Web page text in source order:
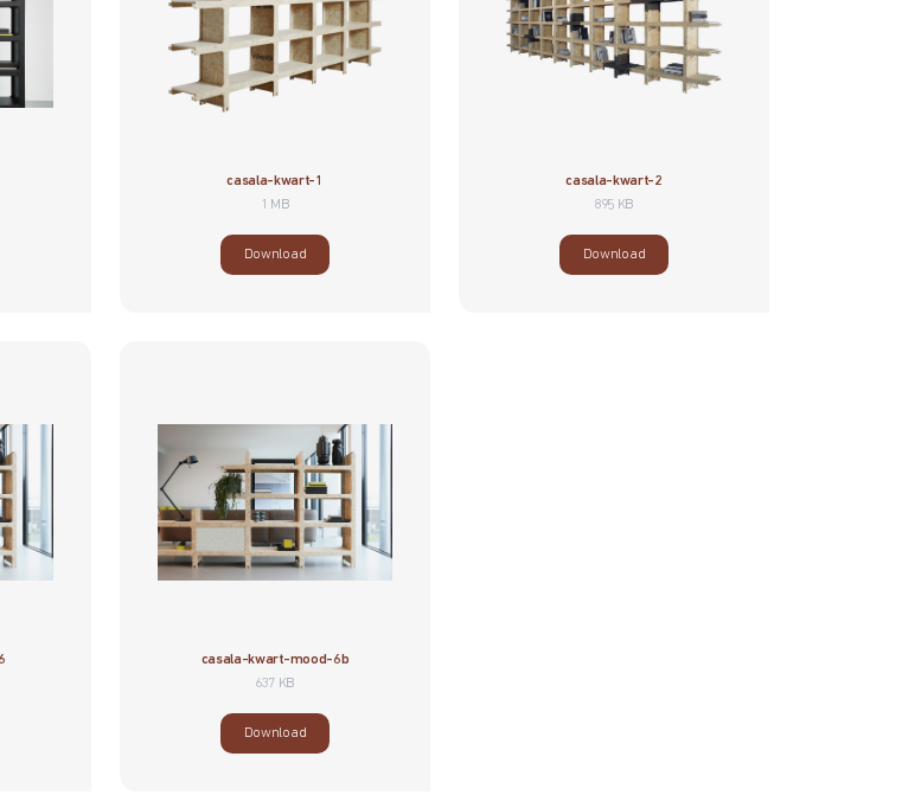
casala-kwart-1
1 MB
Download
casala-kwart-2
895 KB
Download
casala-kwart-mood-6b
637 KB
Download